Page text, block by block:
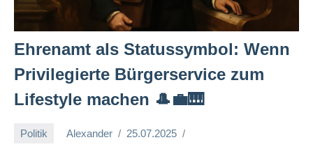
Ehrenamt als Statussymbol: Wenn
Privilegierte Bürgerservice zum
Lifestyle machen 🎩💼🎹
Politik Alexander 25.07.2025